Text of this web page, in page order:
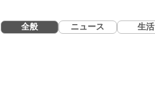
全般 ニュース 生活